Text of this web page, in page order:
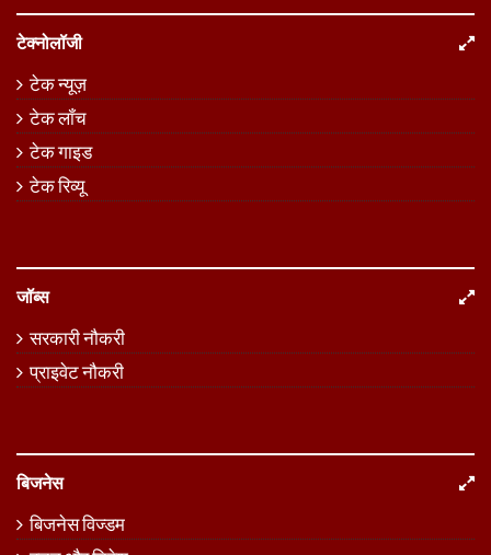
टेक्नोलॉजी
टेक न्यूज़
टेक लॉंच
टेक गाइड
टेक रिव्यू
जॉब्स
सरकारी नौकरी
प्राइवेट नौकरी
बिजनेस
बिजनेस विज्डम